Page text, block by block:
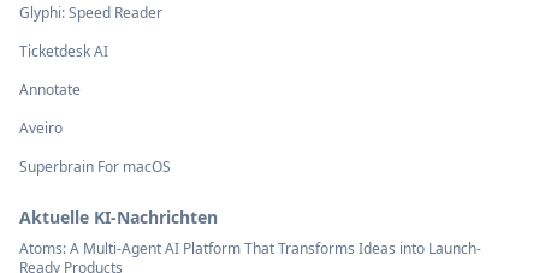
Glyphi: Speed Reader
Ticketdesk AI
Annotate
Aveiro
Superbrain For macOS
Aktuelle KI-Nachrichten
Atoms: A Multi-Agent AI Platform That Transforms Ideas into Launch-
Ready Products